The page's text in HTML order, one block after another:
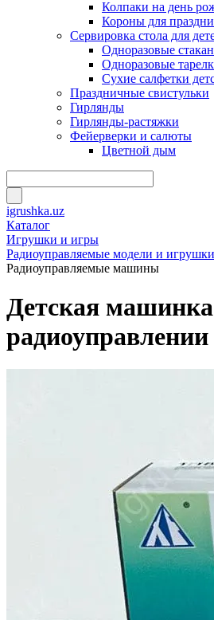
Колпаки на день
Короны для
Сервировка стола для
Одноразовые
Одноразовые
Сухие салфетки
Праздничные свистульки
Гирлянды
Гирлянды-растяжки
Фейерверки и салюты
Цветной дым
igrushka.uz
Каталог
Игрушки и игры
Радиоуправляемые модели и игрушки
Радиоуправляемые машины
Детская